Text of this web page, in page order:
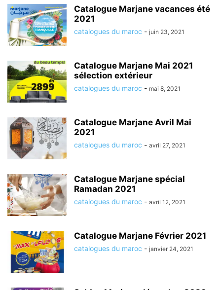
Catalogue Marjane vacances été
2021
catalogues du maroc - juin 23, 2021
Catalogue Marjane Mai 2021
sélection extérieur
catalogues du maroc - mai 8, 2021
Catalogue Marjane Avril Mai
2021
catalogues du maroc - avril 27, 2021
Catalogue Marjane spécial
Ramadan 2021
catalogues du maroc - avril 12, 2021
Catalogue Marjane Février 2021
catalogues du maroc - janvier 24, 2021